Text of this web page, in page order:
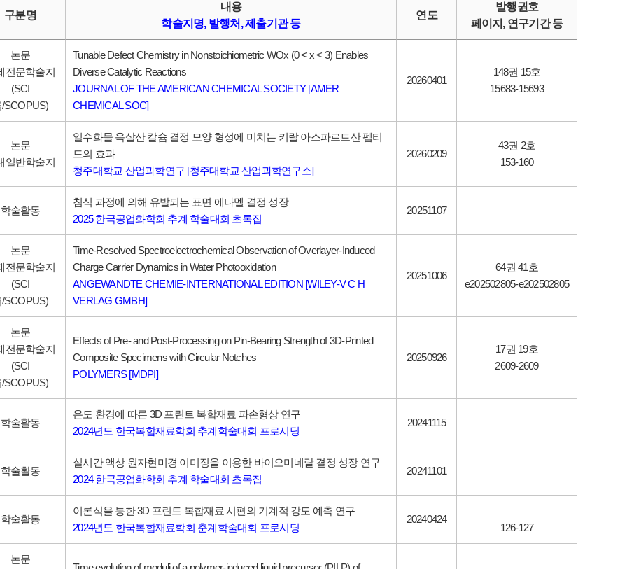
구분명
내용
학술지명, 발행처, 제출기관 등
연도
발행권호
페이지, 연구기간 등
논문
전문학술지
(SCI
SCOPUS)
Tunable Defect Chemistry in Nonstoichiometric WOx (0 < x < 3) Enables
Diverse Catalytic Reactions
JOURNAL OF THE AMERICAN CHEMICAL SOCIETY [AMER
CHEMICAL SOC]
20260401
148권 15호
15683-15693
논문
일반학술지
일수화물 옥살산 칼슘 결정 모양 형성에 미치는 키랄 아스파르트산 펩티
드의 효과
청주대학교 산업과학연구 [청주대학교 산업과학연구소]
20260209
43권 2호
153-160
학술활동
침식 과정에 의해 유발되는 표면 에나멜 결정 성장
2025 한국공업화학회 추계 학술대회 초록집
20251107
논문
전문학술지
(SCI
SCOPUS)
Time-Resolved Spectroelectrochemical Observation of Overlayer-Induced
Charge Carrier Dynamics in Water Photooxidation
ANGEWANDTE CHEMIE-INTERNATIONAL EDITION [WILEY-V C H
VERLAG GMBH]
20251006
64권 41호
e202502805-e202502805
논문
전문학술지
(SCI
SCOPUS)
Effects of Pre- and Post-Processing on Pin-Bearing Strength of 3D-Printed
Composite Specimens with Circular Notches
POLYMERS [MDPI]
20250926
17권 19호
2609-2609
학술활동
온도 환경에 따른 3D 프린트 복합재료 파손형상 연구
2024년도 한국복합재료학회 추계학술대회 프로시딩
20241115
학술활동
실시간 액상 원자현미경 이미징을 이용한 바이오미네랄 결정 성장 연구
2024 한국공업화학회 추계 학술대회 초록집
20241101
학술활동
이론식을 통한 3D 프린트 복합재료 시편의 기계적 강도 예측 연구
2024년도 한국복합재료학회 춘계학술대회 프로시딩
20240424
126-127
논문